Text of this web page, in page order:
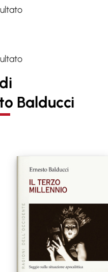
Balducci